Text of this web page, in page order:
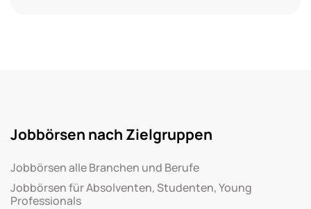
Jobbörsen nach Zielgruppen
Jobbörsen alle Branchen und Berufe
Jobbörsen für Absolventen, Studenten, Young
Professionals